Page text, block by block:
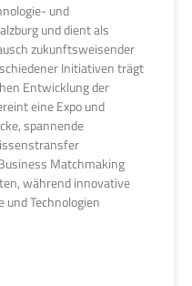
und
und dient als
zukunftsweisender
Initiativen trägt
Entwicklung der
eine Expo und
spannende
Matchmaking
während innovative
Technologien